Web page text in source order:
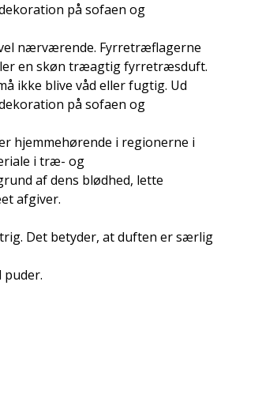
på sofaen og
nærværende. Fyrretræflagerne
en skøn træagtig fyrretræsduft.
ikke blive våd eller fugtig. Ud
på sofaen og
hjemmehørende i regionerne i
i træ- og
af dens blødhed, lette
afgiver.
Det betyder, at duften er særlig
puder.